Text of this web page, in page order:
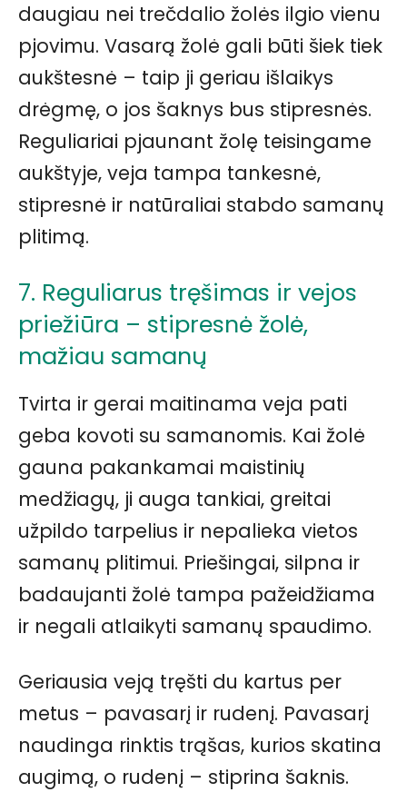
daugiau nei trečdalio žolės ilgio vienu
pjovimu. Vasarą žolė gali būti šiek tiek
aukštesnė – taip ji geriau išlaikys
drėgmę, o jos šaknys bus stipresnės.
Reguliariai pjaunant žolę teisingame
aukštyje, veja tampa tankesnė,
stipresnė ir natūraliai stabdo samanų
plitimą.
7. Reguliarus tręšimas ir vejos
priežiūra – stipresnė žolė,
mažiau samanų
Tvirta ir gerai maitinama veja pati
geba kovoti su samanomis. Kai žolė
gauna pakankamai maistinių
medžiagų, ji auga tankiai, greitai
užpildo tarpelius ir nepalieka vietos
samanų plitimui. Priešingai, silpna ir
badaujanti žolė tampa pažeidžiama
ir negali atlaikyti samanų spaudimo.
Geriausia veją tręšti du kartus per
metus – pavasarį ir rudenį. Pavasarį
naudinga rinktis trąšas, kurios skatina
augimą, o rudenį – stiprina šaknis.